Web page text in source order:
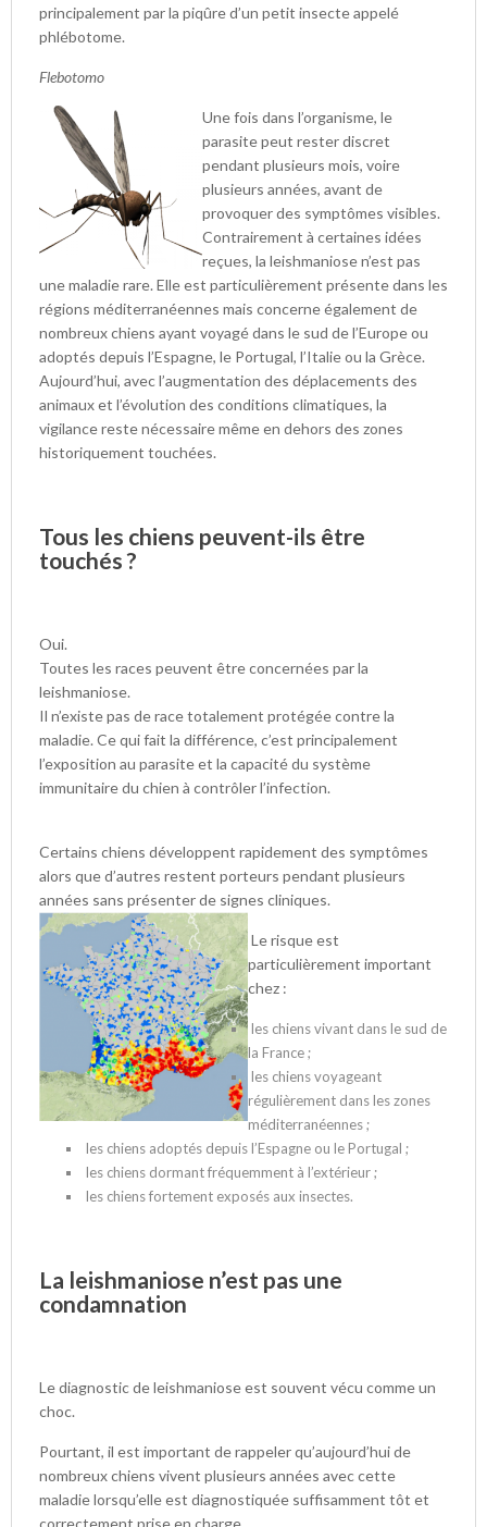
principalement par la piqûre d’un petit insecte appelé
phlébotome.
Flebotomo
Une fois dans l’organisme, le
parasite peut rester discret
pendant plusieurs mois, voire
plusieurs années, avant de
provoquer des symptômes visibles.
Contrairement à certaines idées
reçues, la leishmaniose n’est pas
une maladie rare. Elle est particulièrement présente dans les
régions méditerranéennes mais concerne également de
nombreux chiens ayant voyagé dans le sud de l’Europe ou
adoptés depuis l’Espagne, le Portugal, l’Italie ou la Grèce.
Aujourd’hui, avec l’augmentation des déplacements des
animaux et l’évolution des conditions climatiques, la
vigilance reste nécessaire même en dehors des zones
historiquement touchées.
Tous les chiens peuvent-ils être
touchés ?
Oui.
Toutes les races peuvent être concernées par la
leishmaniose.
Il n’existe pas de race totalement protégée contre la
maladie. Ce qui fait la différence, c’est principalement
l’exposition au parasite et la capacité du système
immunitaire du chien à contrôler l’infection.
Certains chiens développent rapidement des symptômes
alors que d’autres restent porteurs pendant plusieurs
années sans présenter de signes cliniques.
Le risque est
particulièrement important
chez :
les chiens vivant dans le sud de
la France ;
les chiens voyageant
régulièrement dans les zones
méditerranéennes ;
les chiens adoptés depuis l’Espagne ou le Portugal ;
les chiens dormant fréquemment à l’extérieur ;
les chiens fortement exposés aux insectes.
La leishmaniose n’est pas une
condamnation
Le diagnostic de leishmaniose est souvent vécu comme un
choc.
Pourtant, il est important de rappeler qu’aujourd’hui de
nombreux chiens vivent plusieurs années avec cette
maladie lorsqu’elle est diagnostiquée suffisamment tôt et